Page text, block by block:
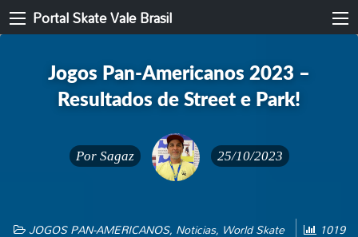
Portal Skate Vale Brasil
Jogos Pan-Americanos 2023 –
Resultados de Street e Park!
Por Sagaz 25/10/2023
JOGOS PAN-AMERICANOS, Noticias, World Skate 1019